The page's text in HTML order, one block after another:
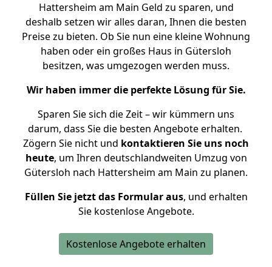
Hattersheim am Main Geld zu sparen, und
deshalb setzen wir alles daran, Ihnen die besten
Preise zu bieten. Ob Sie nun eine kleine Wohnung
haben oder ein großes Haus in Gütersloh
besitzen, was umgezogen werden muss.
Wir haben immer die perfekte Lösung für Sie.
Sparen Sie sich die Zeit – wir kümmern uns
darum, dass Sie die besten Angebote erhalten.
Zögern Sie nicht und kontaktieren Sie uns noch
heute, um Ihren deutschlandweiten Umzug von
Gütersloh nach Hattersheim am Main zu planen.
Füllen Sie jetzt das Formular aus, und erhalten
Sie kostenlose Angebote.
Kostenlose Angebote erhalten